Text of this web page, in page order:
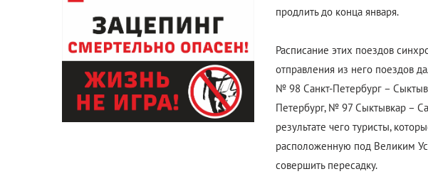
продлить до конца января.
Расписание этих поездов
отправления из него поездов
№ 98 Санкт-Петербург –
Петербург, № 97 Сыктывкар –
результате чего туристы,
расположенную под Великим
совершить пересадку.